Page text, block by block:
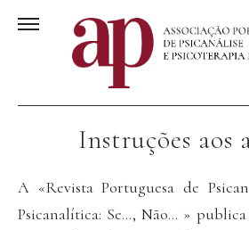
Instruções aos
A «Revista Portuguesa de
Psicanalítica: Se..., Não... »